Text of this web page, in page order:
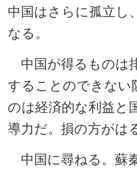
中国はさらに孤立し
なる。
中国が得るものは
することのできない
のは経済的な利益と
導力だ。損の方がは
中国に尋ねる。蘇